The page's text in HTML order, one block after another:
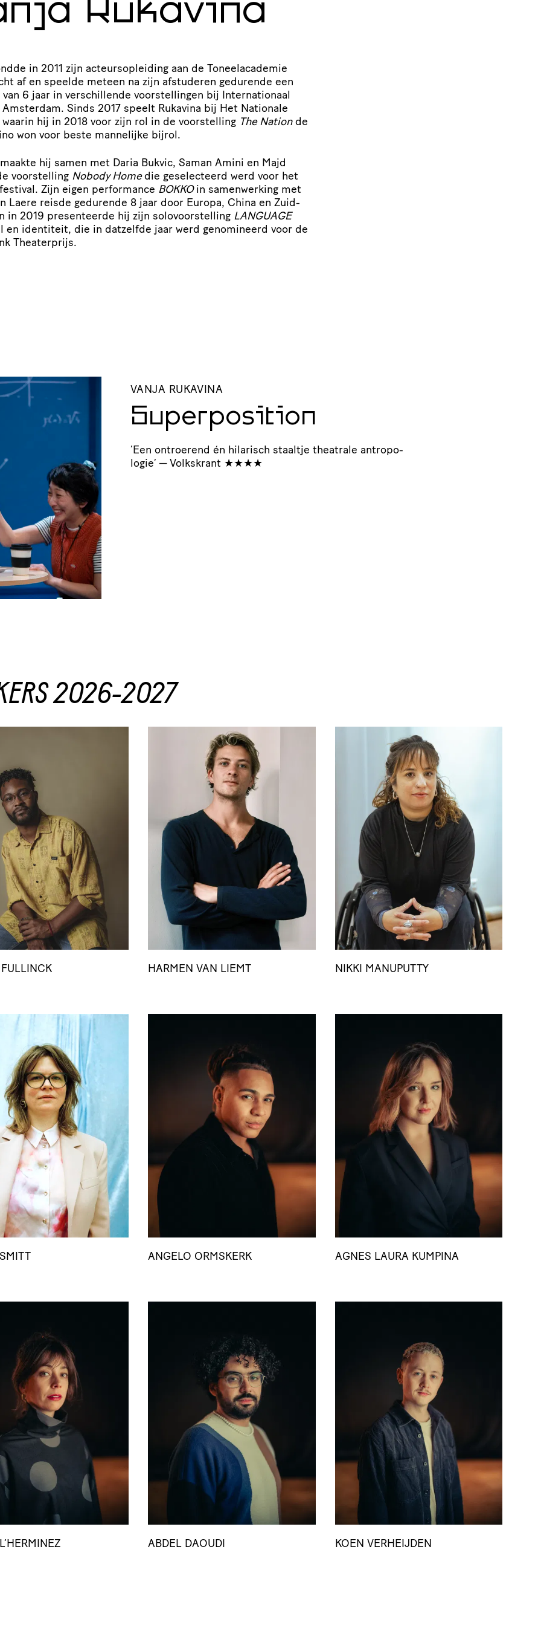
Rukavina
in 2011 zijn acteurs­op­lei­ding aan de Toneel­aca­demie
af en speelde meteen na zijn afstuderen gedurende een
6 jaar in verschil­lende voor­stel­lingen bij Inter­na­ti­o­naal
Sinds 2017 speelt Rukavina bij Het Nationale
hij in 2018 voor zijn rol in de voor­stel­ling The Nationde
won voor beste mannelijke bijrol.
hij samen met Daria Bukvic, Saman Amini en Majd
voor­stel­ling Nobody Homedie gese­lec­teerd werd voor het
Zijn eigen performance BOKKOin samen­wer­king met
Laere reisde gedurende 8 jaar door Europa, China en Zuid-
in 2019 presen­teerde hij zijn solo­voor­stel­ling LANGUAGE
en identiteit, die in datzelfde jaar werd genomineerd voor de
Theaterprijs.
VANJA RUKAVINA
Superposition
‘Een ontroerend én hilarisch staaltje theatrale antro­po­
logie’ — Volkskrant ★★★★
2026-2027
HARMEN VAN LIEMT NIKKI MANUPUTTY
ANGELO ORMSKERK AGNES LAURA KUMPINA
ABDEL DAOUDI KOEN VERHEIJDEN